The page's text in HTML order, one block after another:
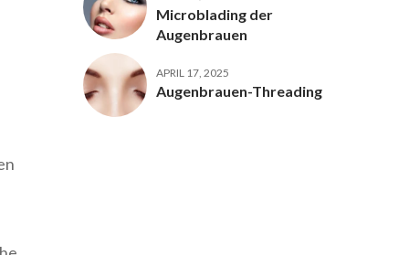
Microblading der
Augenbrauen
APRIL 17, 2025
Augenbrauen-Threading